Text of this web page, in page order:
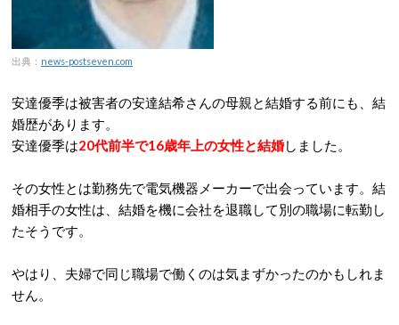
出典： news-postseven.com
安達優季は被害者の安達結希さんの母親と結婚する前にも、結
婚歴があります。
安達優季は20代前半で16歳年上の女性と結婚しました。
その女性とは勤務先で電気機器メーカーで出会っています。結
婚相手の女性は、結婚を機に会社を退職して別の職場に転勤し
たそうです。
やはり、夫婦で同じ職場で働くのは気まずかったのかもしれま
せん。